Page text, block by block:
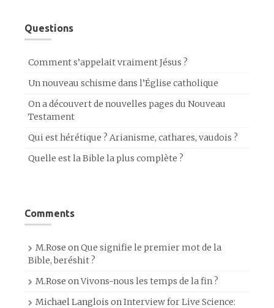
Questions
Comment s’appelait vraiment Jésus ?
Un nouveau schisme dans l’Église catholique
On a découvert de nouvelles pages du Nouveau
Testament
Qui est hérétique ? Arianisme, cathares, vaudois ?
Quelle est la Bible la plus complète ?
Comments
M.Rose onQue signifie le premier mot de la
Bible, beréshit ?
M.Rose onVivons-nous les temps de la fin ?
Michael Langlois onInterview for Live Science: